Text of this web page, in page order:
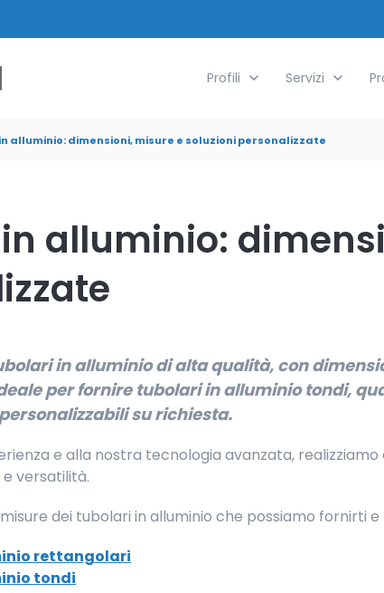
Show submenu for Profili
Profili Show
Servizi
alluminio: dimensioni, misure e soluzioni personalizzate
alluminio:
in alluminio di alta qualità, con
per fornire tubolari in alluminio tondi,
su richiesta.
e alla nostra tecnologia avanzata,
versatilità.
dei tubolari in alluminio che possiamo fornirti
rettangolari
tondi